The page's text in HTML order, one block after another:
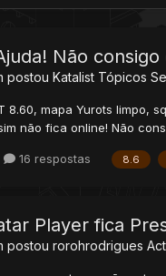
Não
postou Katalist Tópicos
8.60, mapa Yurots limpo,
não fica online! Não
16 respostas 8.6
Player fica
postou rorohrodrigues